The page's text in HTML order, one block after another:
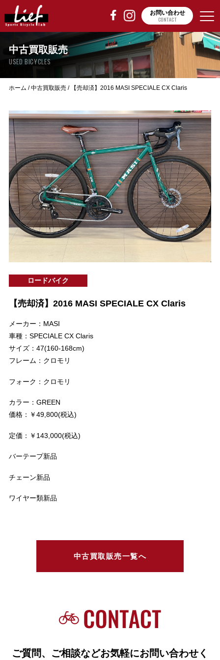
お問い合わせ
CONTACT
中古買取販売
USED BICYCLES
ホーム /中古買取販売/ 【売却済】2016 MASI SPECIALE CX Claris
ロードバイク
【売却済】2016 MASI SPECIALE CX Claris
メーカー：MASI
車種：SPECIALE CX Claris
サイズ：47(160-168cm)
フレーム：クロモリ
フォーク：クロモリ
カラー：GREEN
価格：￥49,800(税込)
定価：￥143,000(税込)
バーテープ新品
チェーン新品
ワイヤー類新品
中古買取販売一覧へ
ご質問、ご相談などお気軽にお問い合わせく